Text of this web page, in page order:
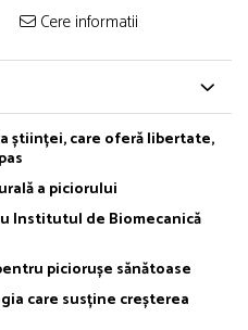
Cere informatii
științei, care oferă libertate,
a piciorului
Institutul de Biomecanică
piciorușe sănătoase
care susține creșterea